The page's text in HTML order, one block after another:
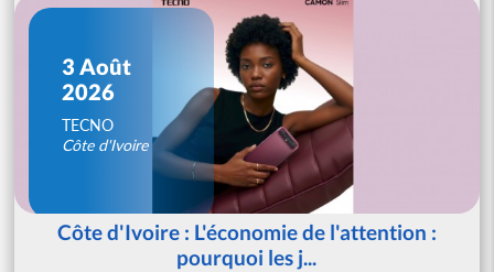
3 Août
2026
TECNO
Côte d'Ivoire
Côte d'Ivoire : L'économie de l'attention :
pourquoi les j...